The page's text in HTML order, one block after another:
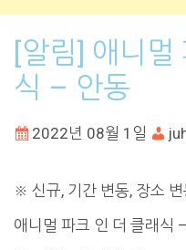
[알림] 애니멀
식 – 안동
2022년 08월 1일
※ 신규, 기간 변동, 장소
애니멀 파크 인 더 클래